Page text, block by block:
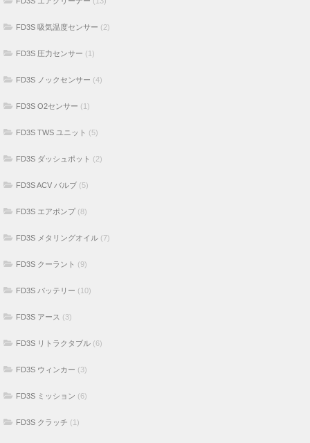
FD3S 吸気温度センサー (2)
FD3S 圧力センサー (1)
FD3S ノックセンサー (4)
FD3S O2センサー (1)
FD3S TWS ユニット (5)
FD3S ダッシュポット (2)
FD3S ACV バルブ (5)
FD3S エアポンプ (8)
FD3S メタリングオイル (7)
FD3S クーラント (9)
FD3S バッテリー (10)
FD3S アース (3)
FD3S リトラクタブル (6)
FD3S ウィンカー (3)
FD3S ミッション (6)
FD3S クラッチ (1)